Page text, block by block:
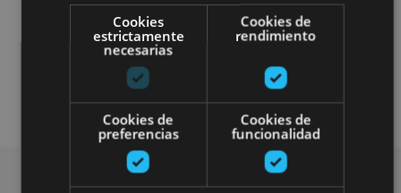
Senderismo y montaña
Visitas guiadas Accesibilidad física
Cookies
estrictamente
necesarias
Cookies de
rendimiento
Cookies de
preferencias
Cookies de
funcionalidad